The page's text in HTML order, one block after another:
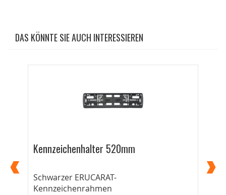
DAS KÖNNTE SIE AUCH INTERESSIEREN
Kennzeichenhalter 520mm
Schwarzer ERUCARAT-
Kennzeichenrahmen